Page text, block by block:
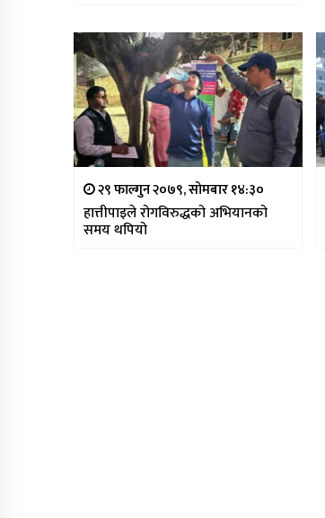
२९ फाल्गुन २०७९, सोमबार १४:३०
हात्तीपाइले रोगविरुद्धको अभियानको
समय थपियो